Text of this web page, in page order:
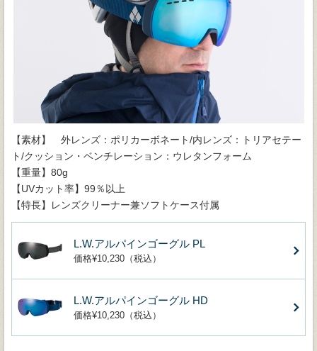
【素材】 外レンズ：ポリカーボネート/内レンズ：トリアセテー
ト/クッション・ベンチレーション：ウレタンフォーム
【重量】80g
【UVカット率】99％以上
【特長】レンズクリーナー兼ソフトケース付属
L.W.アルパインゴーグル PL
価格¥10,230（税込）
L.W.アルパインゴーグル HD
価格¥10,230（税込）